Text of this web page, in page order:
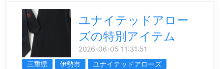
ユナイテッドアロー
ズの特別アイテム
2026-06-05 11:31:51
三重県
伊勢市
ユナイテッドアローズ